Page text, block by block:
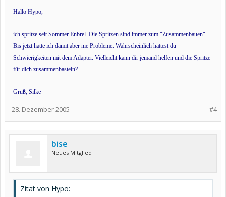
Hallo Hypo,
ich spritze seit Sommer Enbrel. Die Spritzen sind immer zum "Zusammenbauen".
Bis jetzt hatte ich damit aber nie Probleme. Wahrscheinlich hattest du
Schwierigkeiten mit dem Adapter. Vielleicht kann dir jemand helfen und die Spritze
für dich zusammenbasteln?
Gruß, Silke
#4
28. Dezember 2005
bise
Neues Mitglied
Zitat von Hypo: